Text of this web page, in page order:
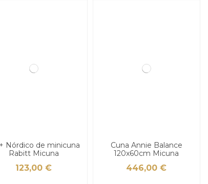
Nórdico de minicuna
Rabitt Micuna
123,00 €
Cuna Annie Balance
120x60cm Micuna
446,00 €